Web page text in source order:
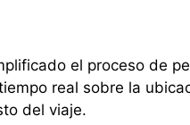
el proceso de
real sobre la
del viaje.